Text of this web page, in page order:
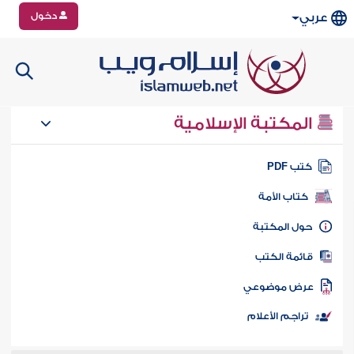
عربي دخول
المكتبة الإسلامية
كتب PDF
كتاب الأمة
المكتبة
الكتب
موضوعي